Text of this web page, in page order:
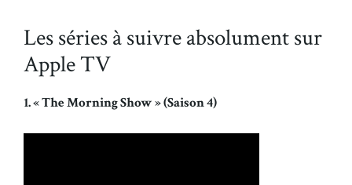
Les séries à suivre absolument sur
Apple TV
1. « The Morning Show » (Saison 4)